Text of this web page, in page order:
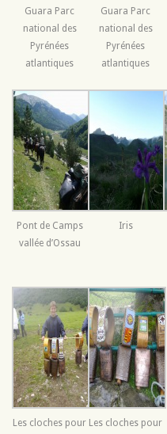
Guara Parc
national des
Pyrénées
atlantiques
Guara Parc
national des
Pyrénées
atlantiques
Pont de Camps
vallée d’Ossau
Iris
Les cloches pour Les cloches pour